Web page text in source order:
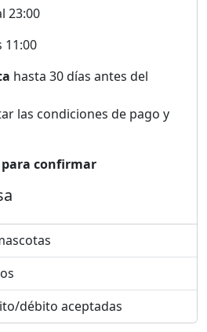
23:00
11:00
hasta 30 días antes del
las condiciones de pago y
confirmar
débito aceptadas